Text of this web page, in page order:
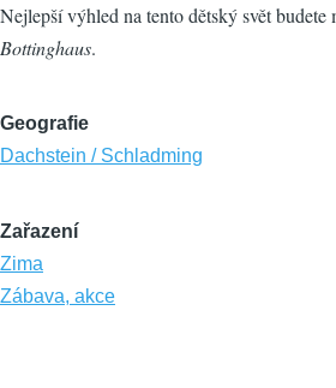
Nejlepší výhled na tento dětský svět budete
Bottinghaus.
Geografie
Dachstein / Schladming
Zařazení
Zima
Zábava, akce